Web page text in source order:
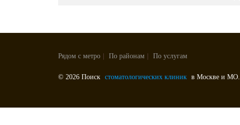
Рядом с метро По районам По услугам
© 2026 Поиск стоматологических клиник в Москве и МО.